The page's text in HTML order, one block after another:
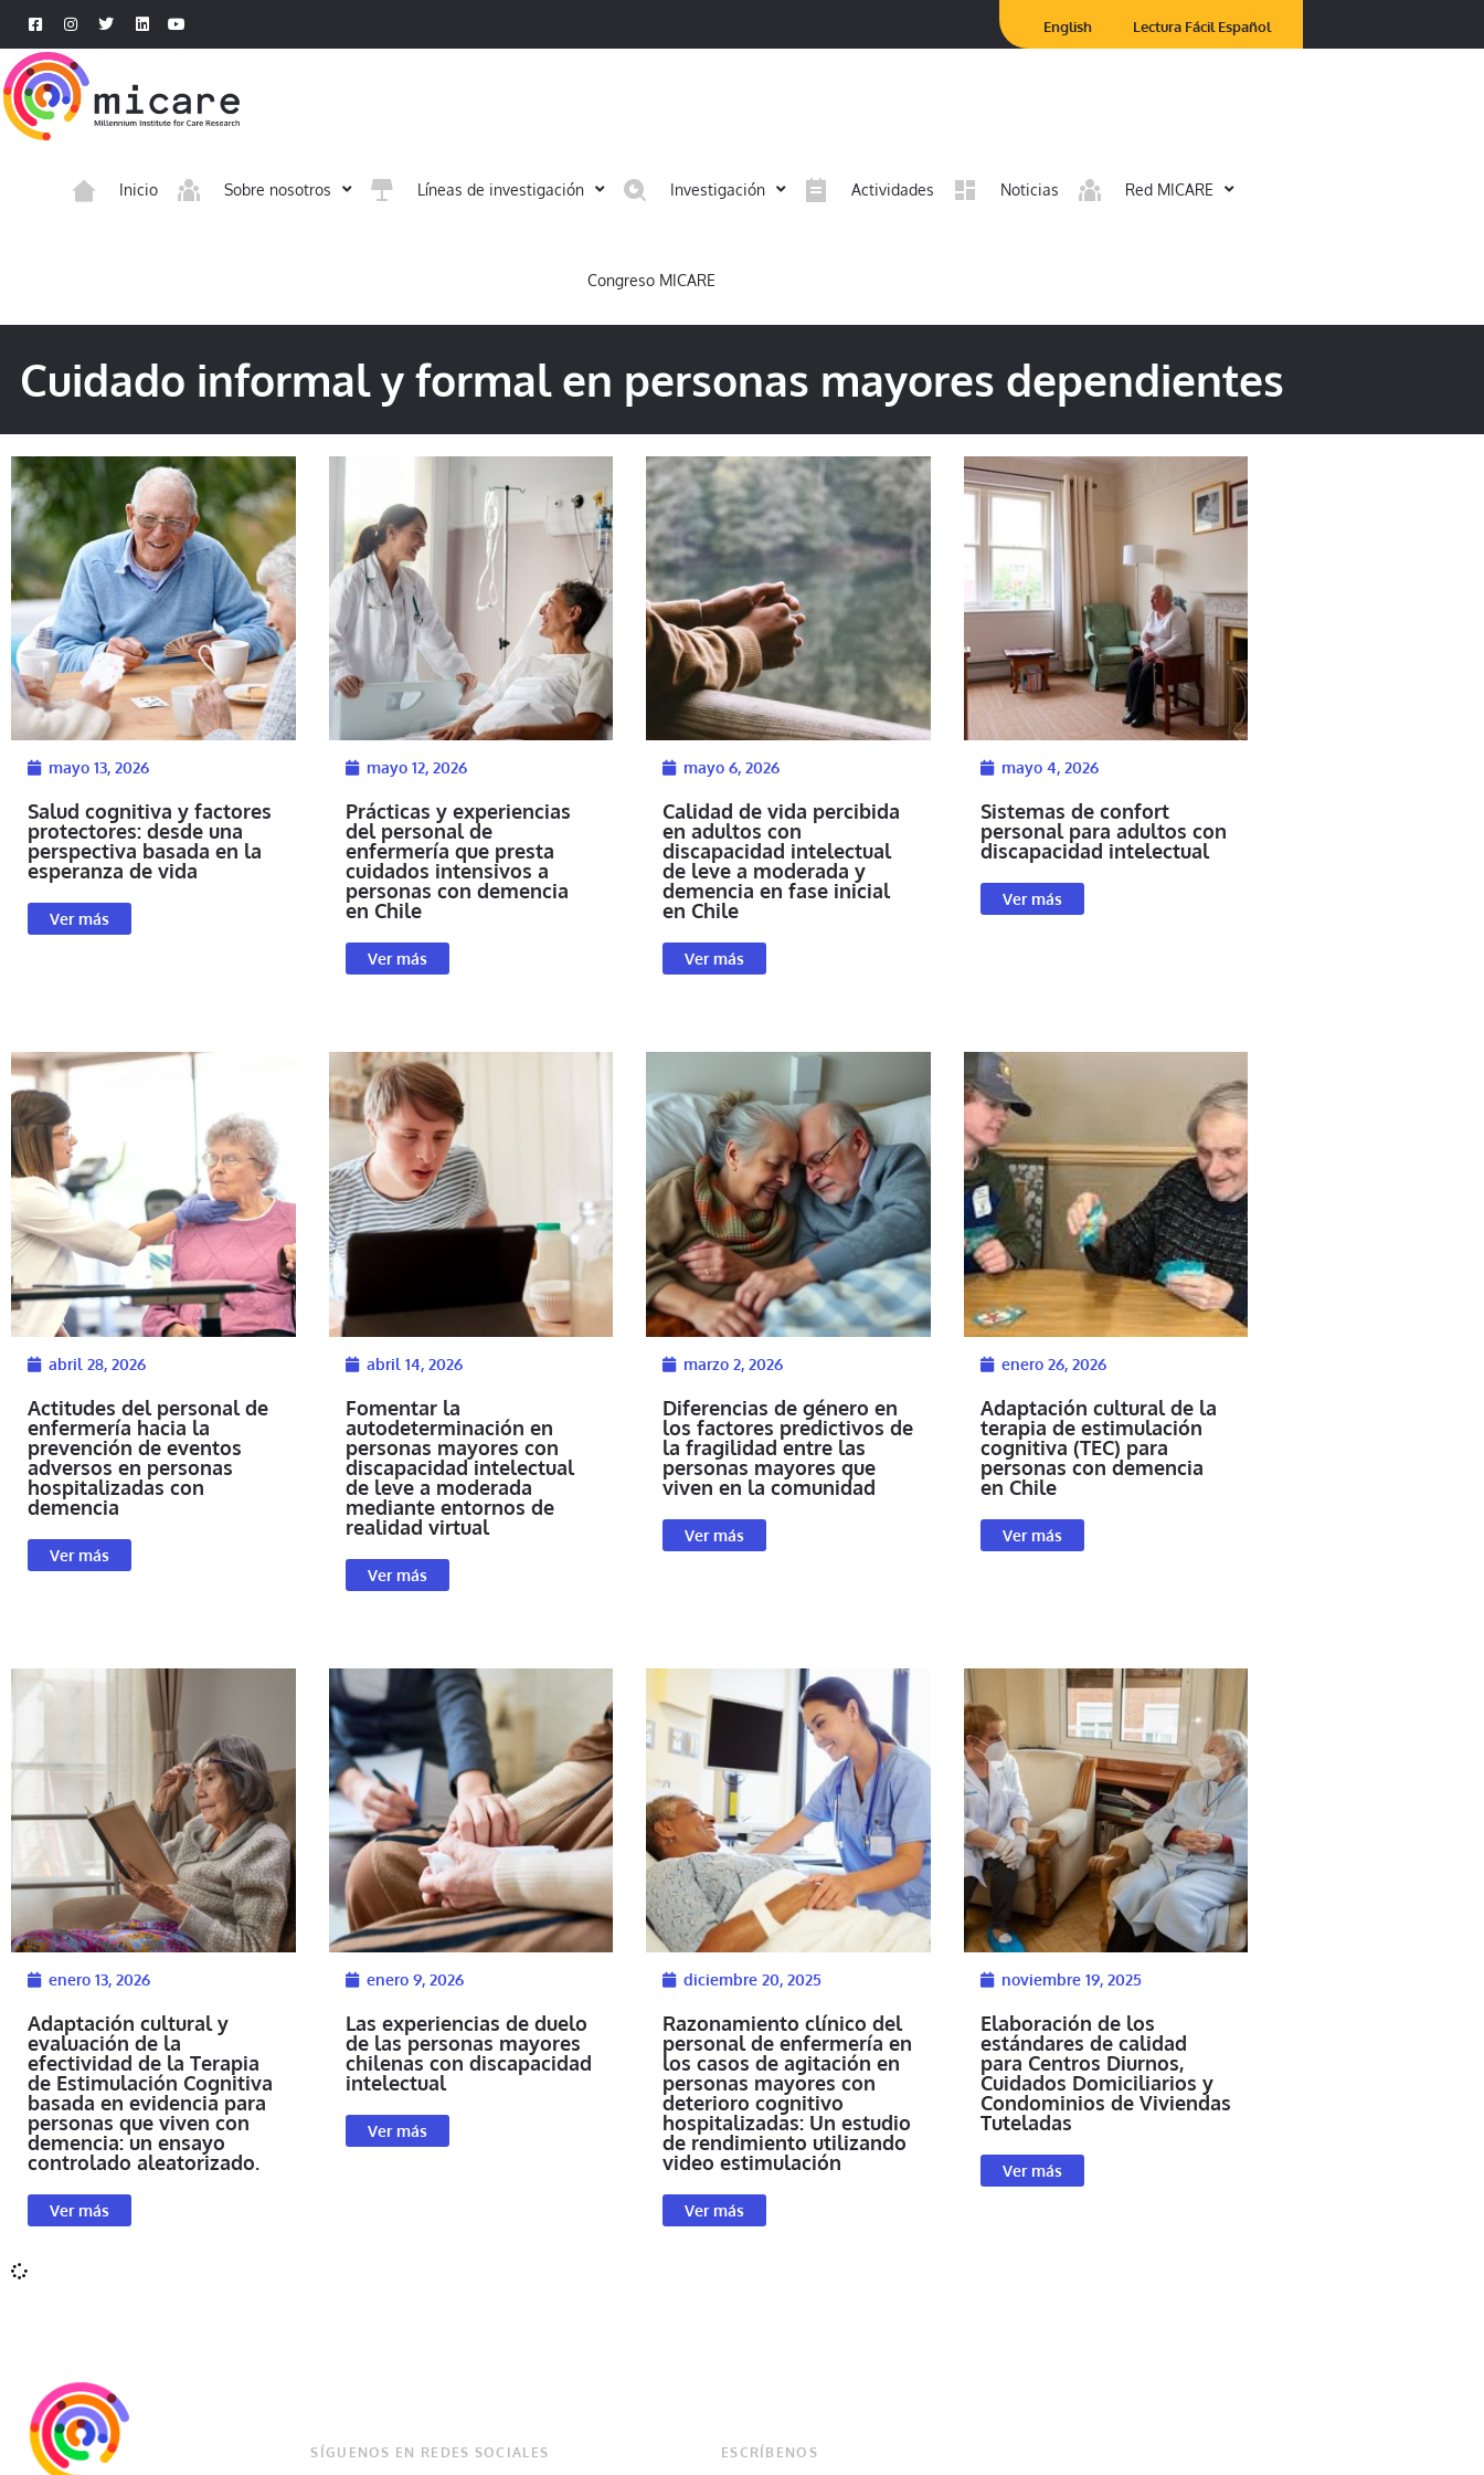
English Lectura Fácil Español
Inicio Sobre nosotros Líneas de investigación Investigación Actividades Noticias Red MICARE
Congreso MICARE
Cuidado informal y formal en personas mayores dependientes
mayo 13, 2026
Salud cognitiva y factores
protectores: desde una
perspectiva basada en la
esperanza de vida
Ver más
mayo 12, 2026
Prácticas y experiencias
del personal de
enfermería que presta
cuidados intensivos a
personas con demencia
en Chile
Ver más
mayo 6, 2026
Calidad de vida percibida
en adultos con
discapacidad intelectual
de leve a moderada y
demencia en fase inicial
en Chile
Ver más
mayo 4, 2026
Sistemas de confort
personal para adultos con
discapacidad intelectual
Ver más
abril 28, 2026
Actitudes del personal de
enfermería hacia la
prevención de eventos
adversos en personas
hospitalizadas con
demencia
Ver más
abril 14, 2026
Fomentar la
autodeterminación en
personas mayores con
discapacidad intelectual
de leve a moderada
mediante entornos de
realidad virtual
Ver más
marzo 2, 2026
Diferencias de género en
los factores predictivos de
la fragilidad entre las
personas mayores que
viven en la comunidad
Ver más
enero 26, 2026
Adaptación cultural de la
terapia de estimulación
cognitiva (TEC) para
personas con demencia
en Chile
Ver más
enero 13, 2026
Adaptación cultural y
evaluación de la
efectividad de la Terapia
de Estimulación Cognitiva
basada en evidencia para
personas que viven con
demencia: un ensayo
controlado aleatorizado.
Ver más
enero 9, 2026
Las experiencias de duelo
de las personas mayores
chilenas con discapacidad
intelectual
Ver más
diciembre 20, 2025
Razonamiento clínico del
personal de enfermería en
los casos de agitación en
personas mayores con
deterioro cognitivo
hospitalizadas: Un estudio
de rendimiento utilizando
video estimulación
Ver más
noviembre 19, 2025
Elaboración de los
estándares de calidad
para Centros Diurnos,
Cuidados Domiciliarios y
Condominios de Viviendas
Tuteladas
Ver más
SÍGUENOS EN REDES SOCIALES ESCRÍBENOS